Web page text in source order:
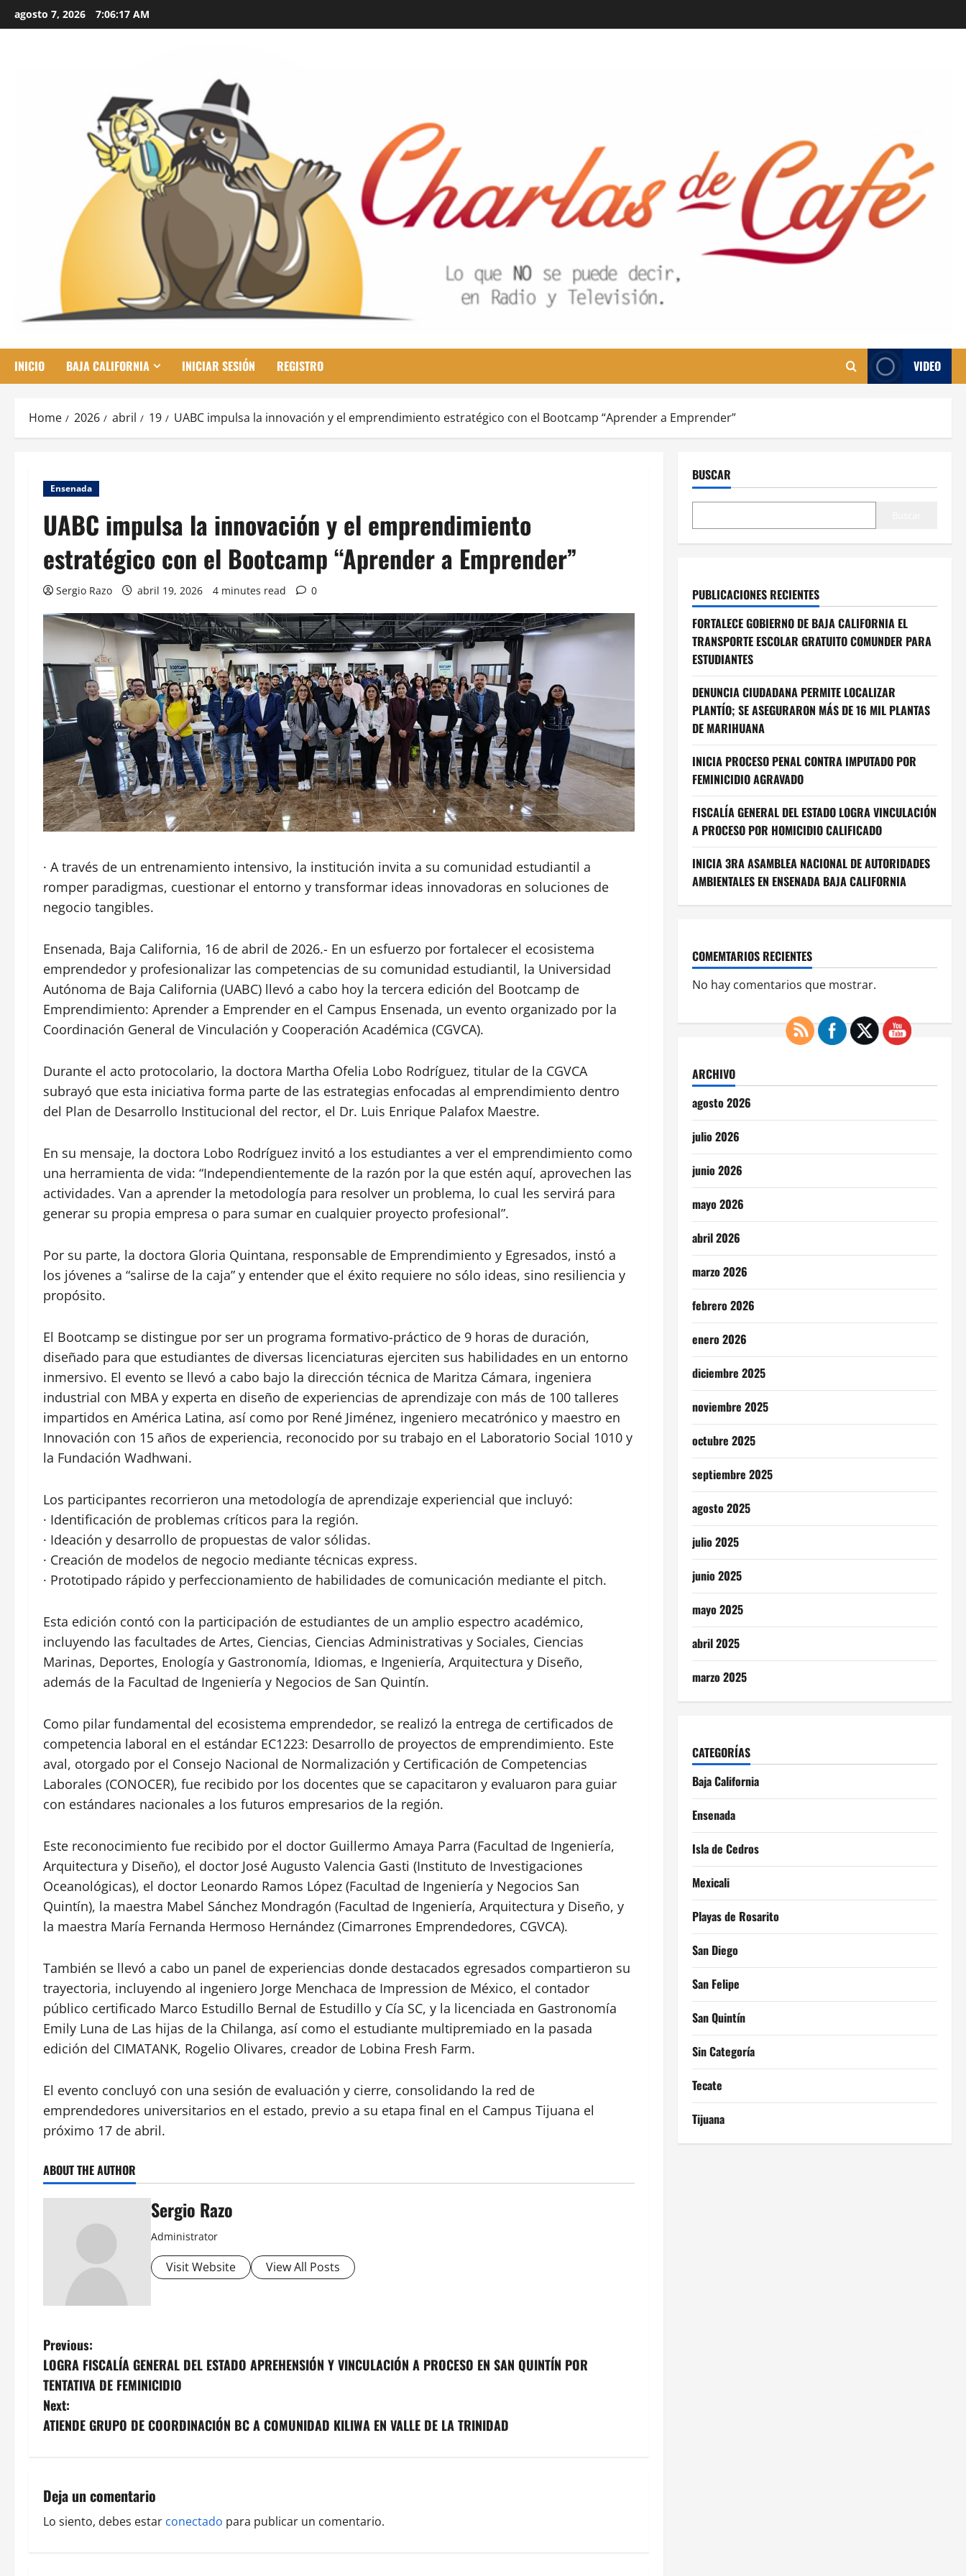
to
agosto 7, 2026 7:06:19 AM
INICIO BAJA CALIFORNIA INICIAR SESIÓN REGISTRO VIDEO
Home 2026 abril 19 UABC impulsa la innovación y el emprendimiento estratégico con el Bootcamp “Aprender a Emprender”
Ensenada
UABC impulsa la innovación y el emprendimiento
estratégico con el Bootcamp “Aprender a Emprender”
Sergio Razo abril 19, 2026 4 minutes read 0
· A través de un entrenamiento intensivo, la institución invita a su comunidad estudiantil a
romper paradigmas, cuestionar el entorno y transformar ideas innovadoras en soluciones de
negocio tangibles.
Ensenada, Baja California, 16 de abril de 2026.- En un esfuerzo por fortalecer el ecosistema
emprendedor y profesionalizar las competencias de su comunidad estudiantil, la Universidad
Autónoma de Baja California (UABC) llevó a cabo hoy la tercera edición del Bootcamp de
Emprendimiento: Aprender a Emprender en el Campus Ensenada, un evento organizado por la
Coordinación General de Vinculación y Cooperación Académica (CGVCA).
Durante el acto protocolario, la doctora Martha Ofelia Lobo Rodríguez, titular de la CGVCA
subrayó que esta iniciativa forma parte de las estrategias enfocadas al emprendimiento dentro
del Plan de Desarrollo Institucional del rector, el Dr. Luis Enrique Palafox Maestre.
En su mensaje, la doctora Lobo Rodríguez invitó a los estudiantes a ver el emprendimiento como
una herramienta de vida: “Independientemente de la razón por la que estén aquí, aprovechen las
actividades. Van a aprender la metodología para resolver un problema, lo cual les servirá para
generar su propia empresa o para sumar en cualquier proyecto profesional”.
Por su parte, la doctora Gloria Quintana, responsable de Emprendimiento y Egresados, instó a
los jóvenes a “salirse de la caja” y entender que el éxito requiere no sólo ideas, sino resiliencia y
propósito.
El Bootcamp se distingue por ser un programa formativo-práctico de 9 horas de duración,
diseñado para que estudiantes de diversas licenciaturas ejerciten sus habilidades en un entorno
inmersivo. El evento se llevó a cabo bajo la dirección técnica de Maritza Cámara, ingeniera
industrial con MBA y experta en diseño de experiencias de aprendizaje con más de 100 talleres
impartidos en América Latina, así como por René Jiménez, ingeniero mecatrónico y maestro en
Innovación con 15 años de experiencia, reconocido por su trabajo en el Laboratorio Social 1010 y
la Fundación Wadhwani.
Los participantes recorrieron una metodología de aprendizaje experiencial que incluyó:
· Identificación de problemas críticos para la región.
· Ideación y desarrollo de propuestas de valor sólidas.
· Creación de modelos de negocio mediante técnicas express.
· Prototipado rápido y perfeccionamiento de habilidades de comunicación mediante el pitch.
Esta edición contó con la participación de estudiantes de un amplio espectro académico,
incluyendo las facultades de Artes, Ciencias, Ciencias Administrativas y Sociales, Ciencias
Marinas, Deportes, Enología y Gastronomía, Idiomas, e Ingeniería, Arquitectura y Diseño,
además de la Facultad de Ingeniería y Negocios de San Quintín.
Como pilar fundamental del ecosistema emprendedor, se realizó la entrega de certificados de
competencia laboral en el estándar EC1223: Desarrollo de proyectos de emprendimiento. Este
aval, otorgado por el Consejo Nacional de Normalización y Certificación de Competencias
Laborales (CONOCER), fue recibido por los docentes que se capacitaron y evaluaron para guiar
con estándares nacionales a los futuros empresarios de la región.
Este reconocimiento fue recibido por el doctor Guillermo Amaya Parra (Facultad de Ingeniería,
Arquitectura y Diseño), el doctor José Augusto Valencia Gasti (Instituto de Investigaciones
Oceanológicas), el doctor Leonardo Ramos López (Facultad de Ingeniería y Negocios San
Quintín), la maestra Mabel Sánchez Mondragón (Facultad de Ingeniería, Arquitectura y Diseño, y
la maestra María Fernanda Hermoso Hernández (Cimarrones Emprendedores, CGVCA).
También se llevó a cabo un panel de experiencias donde destacados egresados compartieron su
trayectoria, incluyendo al ingeniero Jorge Menchaca de Impression de México, el contador
público certificado Marco Estudillo Bernal de Estudillo y Cía SC, y la licenciada en Gastronomía
Emily Luna de Las hijas de la Chilanga, así como el estudiante multipremiado en la pasada
edición del CIMATANK, Rogelio Olivares, creador de Lobina Fresh Farm.
El evento concluyó con una sesión de evaluación y cierre, consolidando la red de
emprendedores universitarios en el estado, previo a su etapa final en el Campus Tijuana el
próximo 17 de abril.
ABOUT THE AUTHOR
Sergio Razo
Administrator
Visit Website View All Posts
P
o
s
t
a
v
Previous:
LOGRA FISCALÍA GENERAL DEL ESTADO APREHENSIÓN Y VINCULACIÓN A PROCESO EN SAN QUINTÍN POR
TENTATIVA DE FEMINICIDIO
Next:
ATIENDE GRUPO DE COORDINACIÓN BC A COMUNIDAD KILIWA EN VALLE DE LA TRINIDAD
Deja un comentario
Lo siento, debes estar conectado para publicar un comentario.
BUSCAR
PUBLICACIONES RECIENTES
FORTALECE GOBIERNO DE BAJA CALIFORNIA EL
TRANSPORTE ESCOLAR GRATUITO COMUNDER PARA
ESTUDIANTES
DENUNCIA CIUDADANA PERMITE LOCALIZAR
PLANTÍO; SE ASEGURARON MÁS DE 16 MIL PLANTAS
DE MARIHUANA
INICIA PROCESO PENAL CONTRA IMPUTADO POR
FEMINICIDIO AGRAVADO
FISCALÍA GENERAL DEL ESTADO LOGRA VINCULACIÓN
A PROCESO POR HOMICIDIO CALIFICADO
INICIA 3RA ASAMBLEA NACIONAL DE AUTORIDADES
AMBIENTALES EN ENSENADA BAJA CALIFORNIA
COMEMTARIOS RECIENTES
No hay comentarios que mostrar.
ARCHIVO
agosto 2026
julio 2026
junio 2026
mayo 2026
abril 2026
marzo 2026
febrero 2026
enero 2026
diciembre 2025
noviembre 2025
octubre 2025
septiembre 2025
agosto 2025
julio 2025
junio 2025
mayo 2025
abril 2025
marzo 2025
CATEGORÍAS
Baja California
Ensenada
Isla de Cedros
Mexicali
Playas de Rosarito
San Diego
San Felipe
San Quintín
Sin Categoría
Tecate
Tijuana